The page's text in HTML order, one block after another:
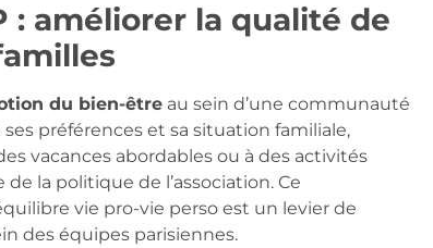
: améliorer la qualité de
du bien-êtreau sein d’une communauté
préférences et sa situation familiale,
vacances abordables ou à des activités
la politique de l’association. Ce
vie pro-vie perso est un levier de
des équipes parisiennes.